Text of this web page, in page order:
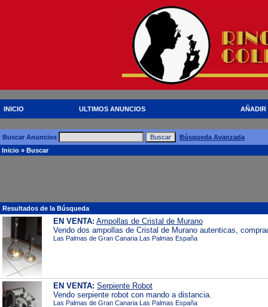
INICIO ULTIMOS ANUNCIOS AÑADIR
Buscar Anuncios
Búsqueda Avanzada
Inicio » Buscar
Resultados de la Búsqueda
EN VENTA: Ampollas de Cristal de Murano
Vendo dos ampollas de Cristal de Murano autenticas,
Las Palmas de Gran Canaria Las Palmas España
EN VENTA: Serpiente Robot
Vendo serpiente robot con mando a distancia.
Las Palmas de Gran Canaria Las Palmas España